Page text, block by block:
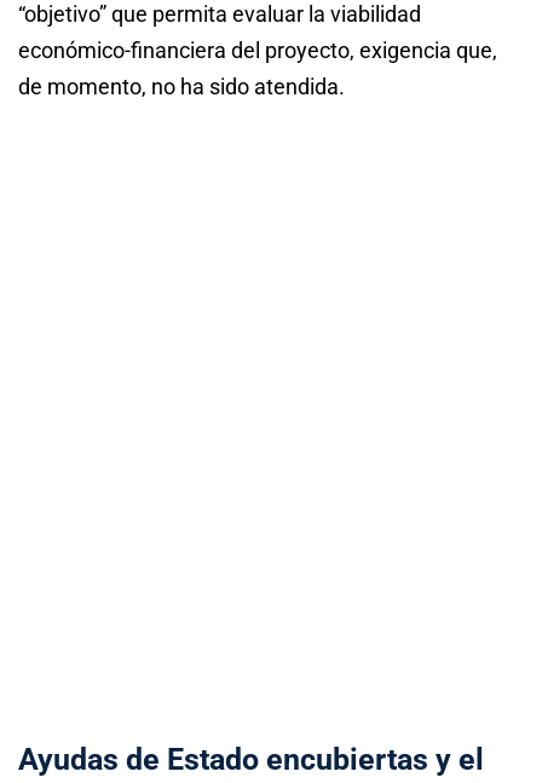
“objetivo” que permita evaluar la viabilidad
económico-financiera del proyecto, exigencia que,
de momento, no ha sido atendida.
Ayudas de Estado encubiertas y el